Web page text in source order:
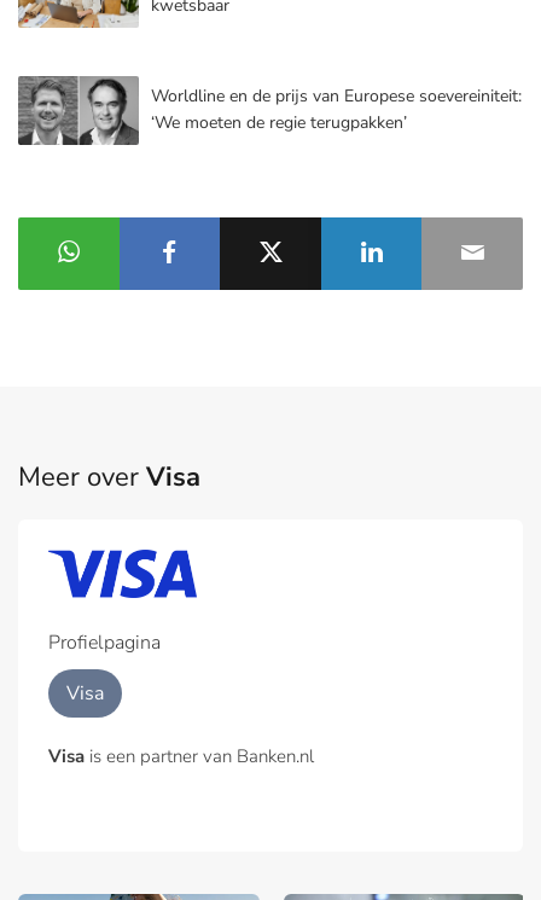
kwetsbaar
Worldline en de prijs van Europese soevereiniteit:
‘We moeten de regie terugpakken’
Meer over Visa
Profielpagina
Visa
Visa is een partner van Banken.nl